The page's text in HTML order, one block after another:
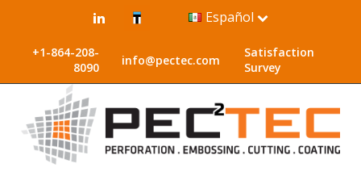
Español
+1-864-208-
8090
info@pectec.com
Satisfaction
Survey